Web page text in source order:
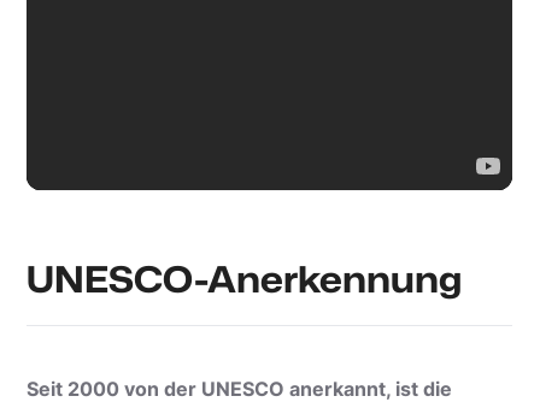
UNESCO-Anerkennung
Seit 2000 von der UNESCO anerkannt, ist die